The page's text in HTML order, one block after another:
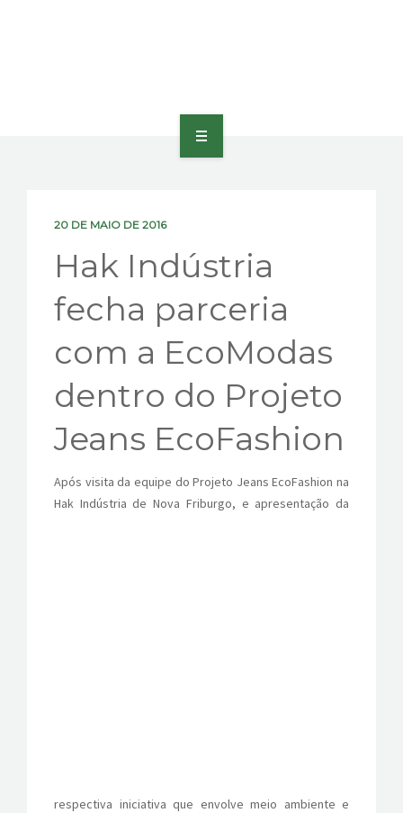
20 DE MAIO DE 2016
Hak Indústria
fecha parceria
com a EcoModas
dentro do Projeto
Jeans EcoFashion
Após visita da equipe do Projeto Jeans EcoFashion na
Hak Indústria de Nova Friburgo, e apresentação da
respectiva iniciativa que envolve meio ambiente e